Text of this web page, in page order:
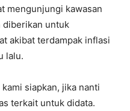
mengunjungi kawasan
diberikan untuk
akibat terdampak inflasi
lalu.
siapkan, jika nanti
terkait untuk didata.